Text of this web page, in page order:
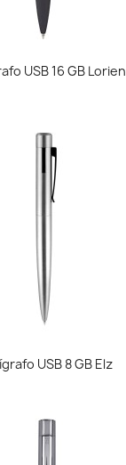
USB 16 GB Lorien
USB 8 GB Elz